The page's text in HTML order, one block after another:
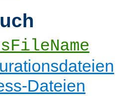
Dateien